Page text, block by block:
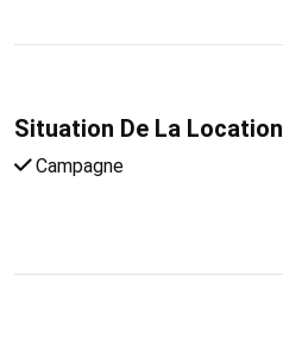
Situation De La Location
Campagne